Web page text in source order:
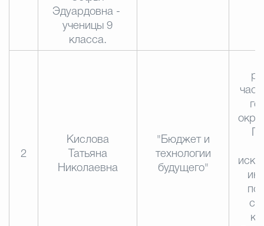
Эдуардовна -
ученицы 9
класса.
2
Кислова
Татьяна
Николаевна
"Бюджет и
технологии
будущего"